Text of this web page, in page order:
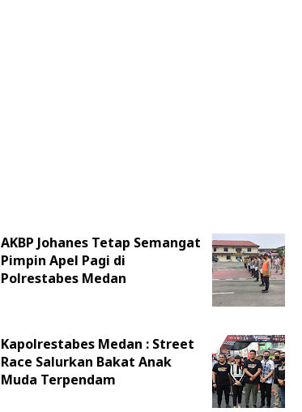
AKBP Johanes Tetap Semangat
Pimpin Apel Pagi di
Polrestabes Medan
Kapolrestabes Medan : Street
Race Salurkan Bakat Anak
Muda Terpendam